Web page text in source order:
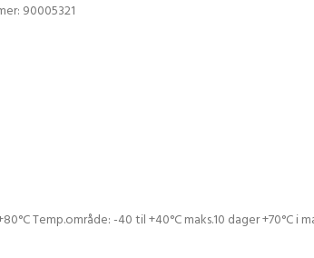
90005321
Temp.område: -40 til +40°C maks.10 dager +70°C i